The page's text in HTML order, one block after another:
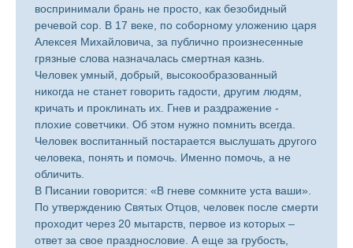
воспринимали брань не просто, как безобидный
речевой сор. В 17 веке, по соборному уложению царя
Алексея Михайловича, за публично произнесенные
грязные слова назначалась смертная казнь.
Человек умный, добрый, высокообразованный
никогда не станет говорить гадости, другим людям,
кричать и проклинать их. Гнев и раздражение -
плохие советчики. Об этом нужно помнить всегда.
Человек воспитанный постарается выслушать другого
человека, понять и помочь. Именно помочь, а не
обличить.
В Писании говорится: «В гневе сомкните уста ваши».
По утверждению Святых Отцов, человек после смерти
проходит через 20 мытарств, первое из которых –
ответ за свое празднословие. А еще за грубость,